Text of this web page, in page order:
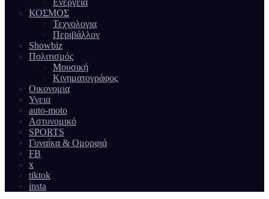
ΚΟΣΜΟΣ
Τεχνολογια
Περιβάλλον
Showbiz
Πολιτισμός
Μουσική
Κινηματογράφος
Οικονομια
Υγεια
auto-moto
Αστυνομικό
SPORTS
Γυναίκα & Ομορφιά
FB
x
tiktok
insta